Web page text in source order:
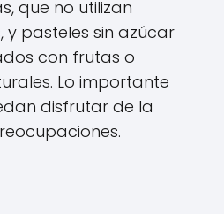
que no utilizan
y pasteles sin azúcar
con frutas o
Lo importante
disfrutar de la